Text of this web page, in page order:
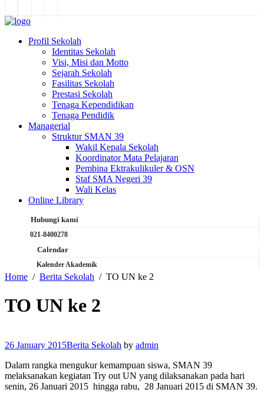
Profil Sekolah
Identitas Sekolah
Visi, Misi dan Motto
Sejarah Sekolah
Fasilitas Sekolah
Prestasi Sekolah
Tenaga Kependidikan
Tenaga Pendidik
Managerial
Struktur SMAN 39
Wakil Kepala Sekolah
Koordinator Mata Pelajaran
Pembina Ektrakulikuler & OSN
Staf SMA Negeri 39
Wali Kelas
Online Library
Hubungi kami
021-8400278
Calendar
Kalender Akademik
Home Berita Sekolah TO UN ke 2
TO UN ke 2
26 January 2015Berita Sekolah by admin
Dalam rangka mengukur kemampuan siswa, SMAN 39
melaksanakan kegiatan Try out UN yang dilaksanakan pada hari
senin, 26 Januari 2015 hingga rabu, 28 Januari 2015 di SMAN 39.